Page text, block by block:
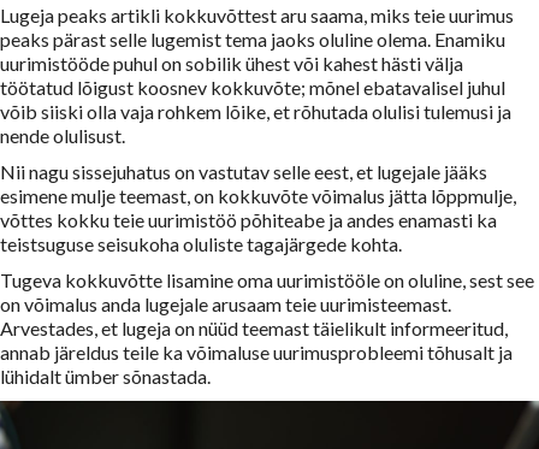
Lugeja peaks artikli kokkuvõttest aru saama, miks teie uurimus
peaks pärast selle lugemist tema jaoks oluline olema. Enamiku
uurimistööde puhul on sobilik ühest või kahest hästi välja
töötatud lõigust koosnev kokkuvõte; mõnel ebatavalisel juhul
võib siiski olla vaja rohkem lõike, et rõhutada olulisi tulemusi ja
nende olulisust.
Nii nagu sissejuhatus on vastutav selle eest, et lugejale jääks
esimene mulje teemast, on kokkuvõte võimalus jätta lõppmulje,
võttes kokku teie uurimistöö põhiteabe ja andes enamasti ka
teistsuguse seisukoha oluliste tagajärgede kohta.
Tugeva kokkuvõtte lisamine oma uurimistööle on oluline, sest see
on võimalus anda lugejale arusaam teie uurimisteemast.
Arvestades, et lugeja on nüüd teemast täielikult informeeritud,
annab järeldus teile ka võimaluse uurimusprobleemi tõhusalt ja
lühidalt ümber sõnastada.